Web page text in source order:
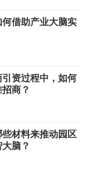
借助产业大脑实
资过程中，如何
商？
材料来推动园区
脑？